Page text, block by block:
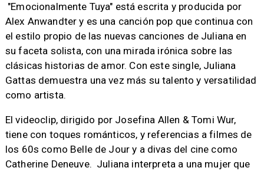
"Emocionalmente Tuya" está escrita y producida por
Alex Anwandter y es una canción pop que continua con
el estilo propio de las nuevas canciones de Juliana en
su faceta solista, con una mirada irónica sobre las
clásicas historias de amor. Con este single, Juliana
Gattas demuestra una vez más su talento y versatilidad
como artista.
El videoclip, dirigido por Josefina Allen & Tomi Wur,
tiene con toques románticos, y referencias a filmes de
los 60s como Belle de Jour y a divas del cine como
Catherine Deneuve. Juliana interpreta a una mujer que